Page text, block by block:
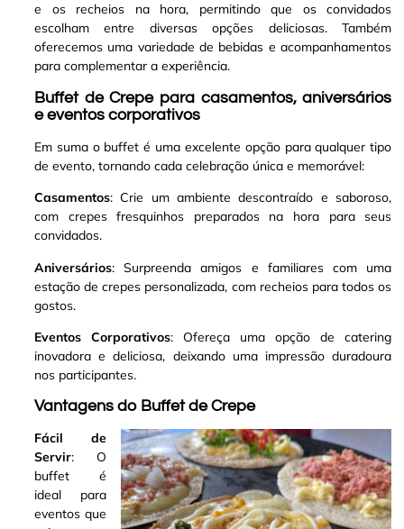
e os recheios na hora, permitindo que os convidados
escolham entre diversas opções deliciosas. Também
oferecemos uma variedade de bebidas e acompanhamentos
para complementar a experiência.
Buffet de Crepe para casamentos, aniversários
e eventos corporativos
Em suma o buffet é uma excelente opção para qualquer tipo
de evento, tornando cada celebração única e memorável:
Casamentos: Crie um ambiente descontraído e saboroso,
com crepes fresquinhos preparados na hora para seus
convidados.
Aniversários: Surpreenda amigos e familiares com uma
estação de crepes personalizada, com recheios para todos os
gostos.
Eventos Corporativos: Ofereça uma opção de catering
inovadora e deliciosa, deixando uma impressão duradoura
nos participantes.
Vantagens do Buffet de Crepe
Fácil de
Servir: O
buffet é
ideal para
eventos que